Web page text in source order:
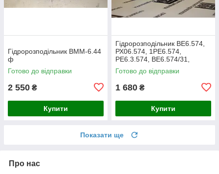
Гідророзподільник ВММ-6.44
ф
Готово до відправки
2 550 ₴
Купити
Гідророзподільник ВЕ6.574,
РХ06.574, 1РЕ6.574,
РЕ6.3.574, ВЕ6.574/31,
ВЕ6.574/41
Готово до відправки
1 680 ₴
Купити
Показати ще
Про нас